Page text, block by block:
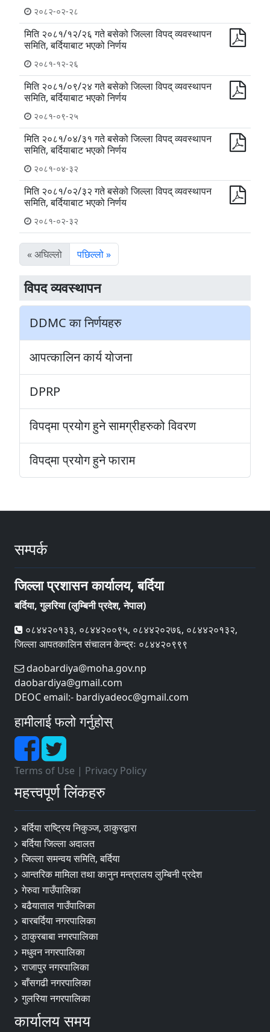
विपद व्यवस्थापन
DDMC का निर्णयहरु
आपत्कालिन कार्य योजना
DPRP
विपद्‍मा प्रयोग हुने सामग्रीहरुको विवरण
विपद्‌मा प्रयोग हुने फाराम
२०८२-०२-२८
मिति २०८१/१२/२६ गते बसेको जिल्ला विपद् व्यवस्थापन
समिति, बर्दियाबाट भएको निर्णय
२०८१-१२-२६
मिति २०८१/०९/२४ गते बसेको जिल्ला विपद् व्यवस्थापन
समिति, बर्दियाबाट भएको निर्णय
२०८१-०९-२५
मिति २०८१/०४/३१ गते बसेको जिल्ला विपद् व्यवस्थापन
समिति, बर्दियाबाट भएको निर्णय
२०८१-०४-३२
मिति २०८१/०२/३२ गते बसेको जिल्ला विपद् व्यवस्थापन
समिति, बर्दियाबाट भएको निर्णय
२०८१-०२-३२
« अघिल्लो पछिल्लो »
सम्पर्क
जिल्ला प्रशासन कार्यालय, बर्दिया
बर्दिया, गुलरिया (लुम्बिनी प्रदेश, नेपाल)
०८४४२०१३३, ०८४४२००९५, ०८४४२०२७६, ०८४४२०१३२,
जिल्ला आपतकालिन संचालन केन्द्रः ०८४४२०९९९
daobardiya@moha.gov.np
daobardiya@gmail.com
DEOC email:- bardiyadeoc@gmail.com
हामीलाई फलो गर्नुहोस्
Terms of Use | Privacy Policy
महत्त्वपूर्ण लिंकहरु
बर्दिया राष्ट्रिय निकुञ्ज, ठाकुरद्वारा
बर्दिया जिल्ला अदालत
जिल्ला समन्वय समिति, बर्दिया
आन्तरिक मामिला तथा कानुन मन्त्रालय लुम्बिनी प्रदेश
गेरुवा गाउँपालिका
बढैयाताल गाउँपालिका
बारबर्दिया नगरपालिका
ठाकुरबाबा नगरपालिका
मधुवन नगरपालिका
राजापुर नगरपालिका
बाँसगढी नगरपालिका
गुलरिया नगरपालिका
कार्यालय समय